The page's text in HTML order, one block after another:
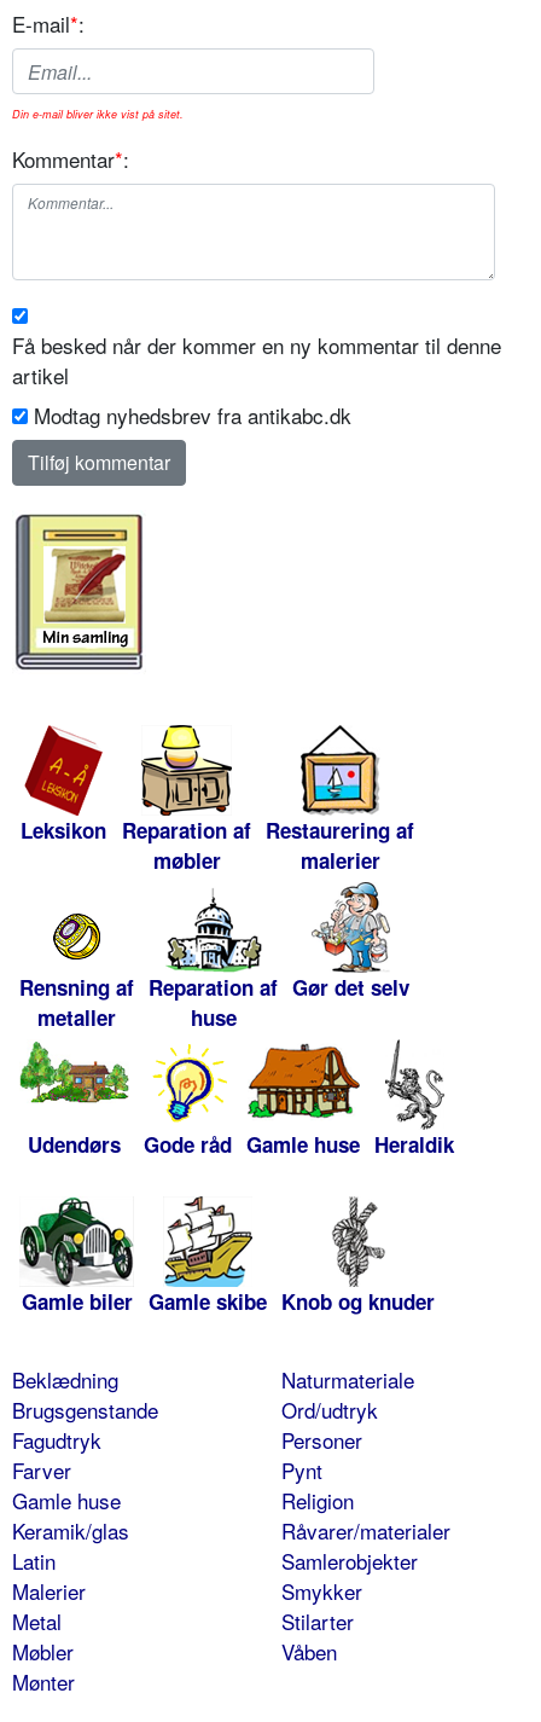
E-mail*:
Din e-mail bliver ikke vist på sitet.
Kommentar*:
Få besked når der kommer en ny kommentar til denne
artikel
Modtag nyhedsbrev fra antikabc.dk
Leksikon Reparation af
møbler
Restaurering af
malerier
Rensning af
metaller
Reparation af
huse
Gør det selv
Udendørs Gode råd Gamle huse Heraldik
Gamle biler Gamle skibe Knob og knuder
Beklædning
Brugsgenstande
Fagudtryk
Farver
Gamle huse
Keramik/glas
Latin
Malerier
Metal
Møbler
Mønter
Naturmateriale
Ord/udtryk
Personer
Pynt
Religion
Råvarer/materialer
Samlerobjekter
Smykker
Stilarter
Våben